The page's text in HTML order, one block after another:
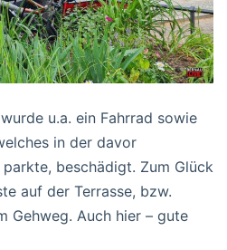
u.a. ein Fahrrad sowie
in der davor
beschädigt. Zum Glück
auf der Terrasse, bzw.
Gehweg. Auch hier – gute